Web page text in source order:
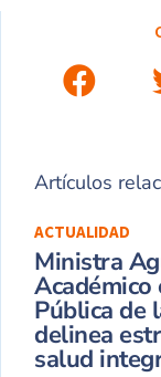
Artículos
ACTUALIDAD
Ministra
Académico
Pública de
delinea
salud